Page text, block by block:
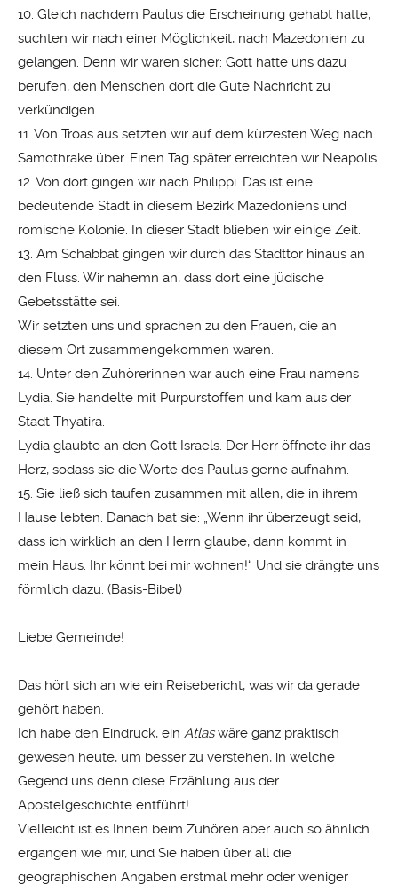
10. Gleich nachdem Paulus die Erscheinung gehabt hatte,
suchten wir nach einer Möglichkeit, nach Mazedonien zu
gelangen. Denn wir waren sicher: Gott hatte uns dazu
berufen, den Menschen dort die Gute Nachricht zu
verkündigen.
11. Von Troas aus setzten wir auf dem kürzesten Weg nach
Samothrake über. Einen Tag später erreichten wir Neapolis.
12. Von dort gingen wir nach Philippi. Das ist eine
bedeutende Stadt in diesem Bezirk Mazedoniens und
römische Kolonie. In dieser Stadt blieben wir einige Zeit.
13. Am Schabbat gingen wir durch das Stadttor hinaus an
den Fluss. Wir nahemn an, dass dort eine jüdische
Gebetsstätte sei.
Wir setzten uns und sprachen zu den Frauen, die an
diesem Ort zusammengekommen waren.
14. Unter den Zuhörerinnen war auch eine Frau namens
Lydia. Sie handelte mit Purpurstoffen und kam aus der
Stadt Thyatira.
Lydia glaubte an den Gott Israels. Der Herr öffnete ihr das
Herz, sodass sie die Worte des Paulus gerne aufnahm.
15. Sie ließ sich taufen zusammen mit allen, die in ihrem
Hause lebten. Danach bat sie: „Wenn ihr überzeugt seid,
dass ich wirklich an den Herrn glaube, dann kommt in
mein Haus. Ihr könnt bei mir wohnen!“ Und sie drängte uns
förmlich dazu. (Basis-Bibel)
Liebe Gemeinde!
Das hört sich an wie ein Reisebericht, was wir da gerade
gehört haben.
Ich habe den Eindruck, ein Atlaswäre ganz praktisch
gewesen heute, um besser zu verstehen, in welche
Gegend uns denn diese Erzählung aus der
Apostelgeschichte entführt!
Vielleicht ist es Ihnen beim Zuhören aber auch so ähnlich
ergangen wie mir, und Sie haben über all die
geographischen Angaben erstmal mehr oder weniger